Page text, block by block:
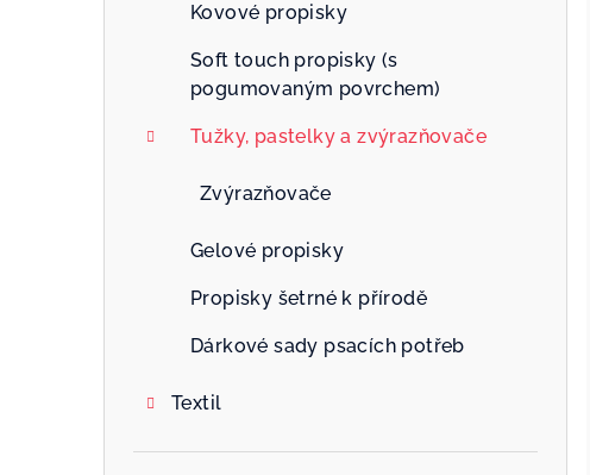
Kovové propisky
Soft touch propisky (s
pogumovaným povrchem)
Tužky, pastelky a zvýrazňovače
Zvýrazňovače
Gelové propisky
Propisky šetrné k přírodě
Dárkové sady psacích potřeb
Textil